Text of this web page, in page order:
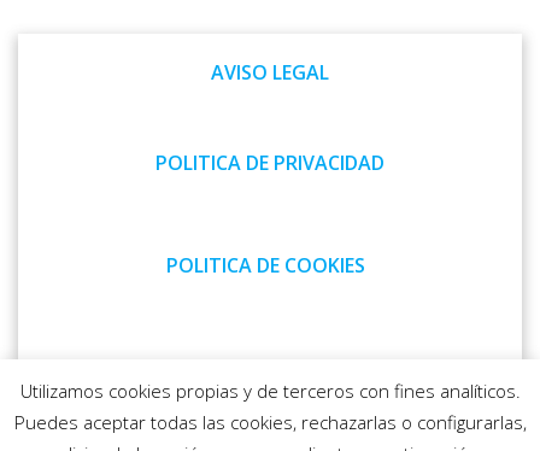
las
entradas
las
entradas
AVISO LEGAL
POLITICA DE PRIVACIDAD
POLITICA DE COOKIES
Utilizamos cookies propias y de terceros con fines analíticos.
Puedes aceptar todas las cookies, rechazarlas o configurarlas,